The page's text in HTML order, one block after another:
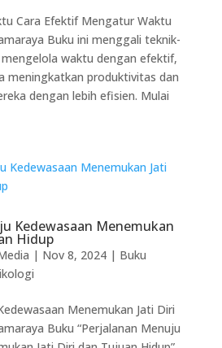
Cara Efektif Mengatur Waktu
Buku ini menggali teknik-
waktu dengan efektif,
meningkatkan produktivitas dan
dengan lebih efisien. Mulai
Kedewasaan Menemukan
Hidup
| Nov 8, 2024| Buku
Menemukan Jati Diri
Buku “Perjalanan Menuju